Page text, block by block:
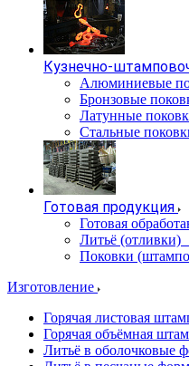
Кузнечно-
Алюминиевые
Бронзовые
Латунные
Стальные
Готовая продукция
Готовая
Литьё (отливки)
Поковки
Изготовление
Горячая листовая
Горячая объёмная
Литьё в оболочковые